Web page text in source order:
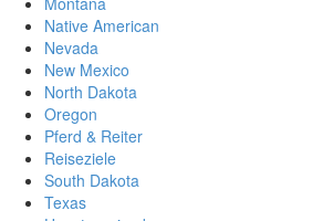
Native American
Nevada
New Mexico
North Dakota
Oregon
Pferd & Reiter
Reiseziele
South Dakota
Texas